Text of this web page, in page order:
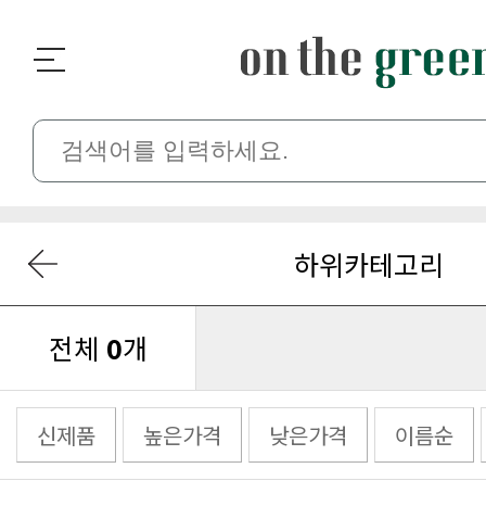
하위카테고리
전체 0개
신제품 높은가격 낮은가격 이름순